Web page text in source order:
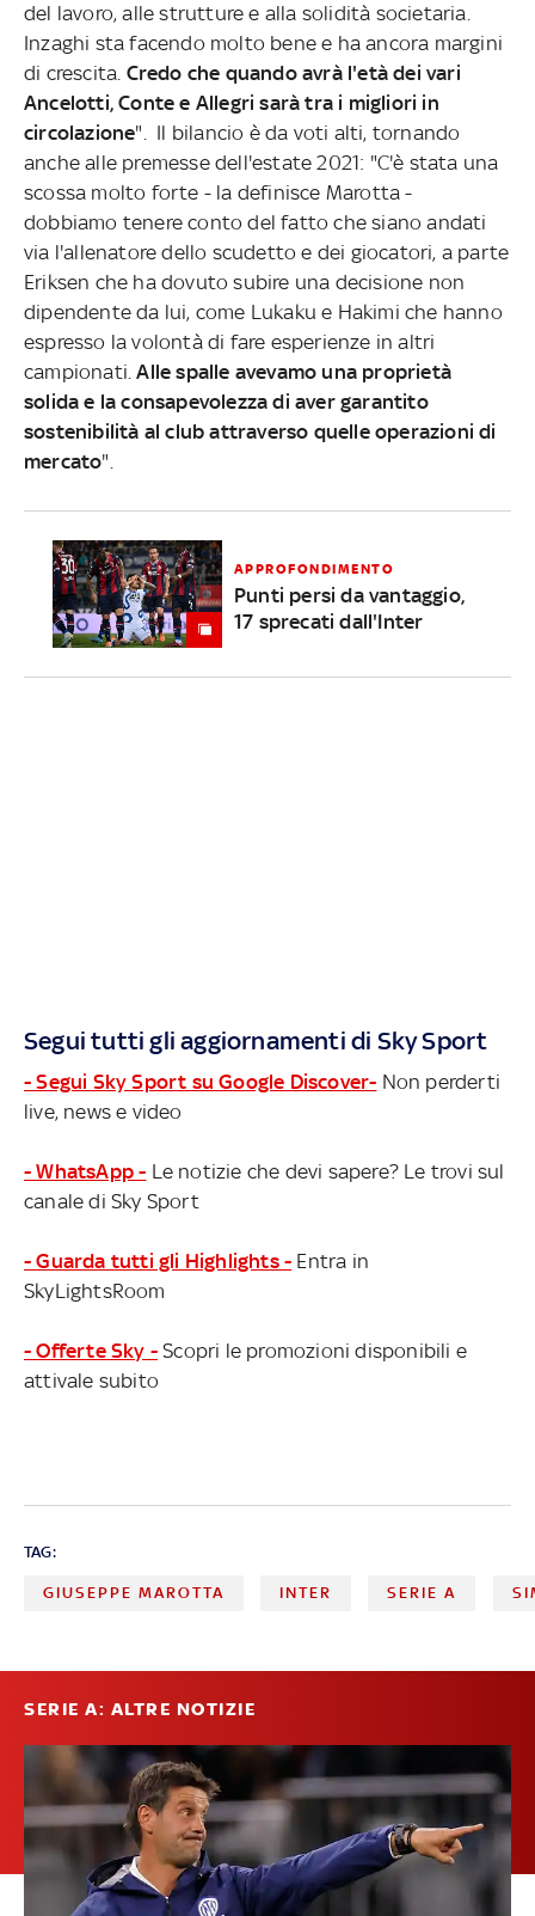
del lavoro, alle strutture e alla solidità societaria.
Inzaghi sta facendo molto bene e ha ancora margini
di crescita. Credo che quando avrà l'età dei vari
Ancelotti, Conte e Allegri sarà tra i migliori in
circolazione". Il bilancio è da voti alti, tornando
anche alle premesse dell'estate 2021: "C'è stata una
scossa molto forte - la definisce Marotta -
dobbiamo tenere conto del fatto che siano andati
via l'allenatore dello scudetto e dei giocatori, a parte
Eriksen che ha dovuto subire una decisione non
dipendente da lui, come Lukaku e Hakimi che hanno
espresso la volontà di fare esperienze in altri
campionati. Alle spalle avevamo una proprietà
solida e la consapevolezza di aver garantito
sostenibilità al club attraverso quelle operazioni di
mercato".
APPROFONDIMENTO
Punti persi da vantaggio,
17 sprecati dall'Inter
Segui tutti gli aggiornamenti di Sky Sport
- Segui Sky Sport su Google Discover- Non perderti
live, news e video
- WhatsApp - Le notizie che devi sapere? Le trovi sul
canale di Sky Sport
- Guarda tutti gli Highlights - Entra in
SkyLightsRoom
- Offerte Sky - Scopri le promozioni disponibili e
attivale subito
TAG:
GIUSEPPE MAROTTA INTER SERIE A
SERIE A: ALTRE NOTIZIE